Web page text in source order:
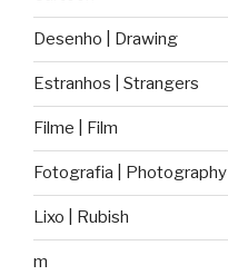
Desenho | Drawing
Estranhos | Strangers
Filme | Film
Fotografia | Photography
Lixo | Rubish
m